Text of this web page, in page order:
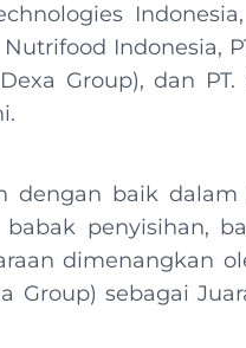
Indonesia,
Group), dan
dengan baik
penyisihan,
dimenangkan
Group) sebagai